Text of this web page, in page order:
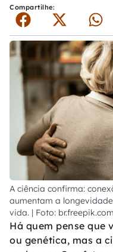
Compartilhe:
A ciência confirma:
aumentam a
vida. | Foto: br.freepik.com
Há quem pense que
ou genética, mas a